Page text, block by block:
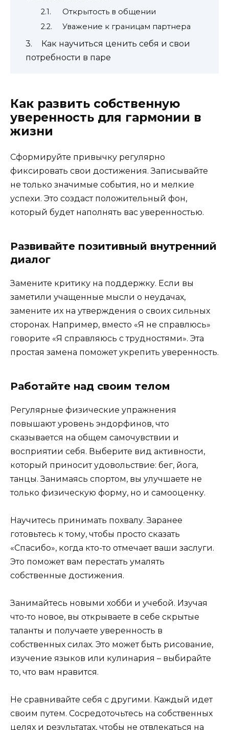
Открытость в общении
Уважение к границам партнера
Как научиться ценить себя и свои
потребности в паре
Как развить собственную
уверенность для гармонии в
жизни
Сформируйте привычку регулярно
фиксировать свои достижения. Записывайте
не только значимые события, но и мелкие
успехи. Это создаст положительный фон,
который будет наполнять вас уверенностью.
Развивайте позитивный внутренний
диалог
Замените критику на поддержку. Если вы
заметили учащенные мысли о неудачах,
замените их на утверждения о своих сильных
сторонах. Например, вместо «Я не справлюсь»
говорите «Я справляюсь с трудностями». Эта
простая замена поможет укрепить уверенность.
Работайте над своим телом
Регулярные физические упражнения
повышают уровень эндорфинов, что
сказывается на общем самочувствии и
восприятии себя. Выберите вид активности,
который приносит удовольствие: бег, йога,
танцы. Занимаясь спортом, вы улучшаете не
только физическую форму, но и самооценку.
Научитесь принимать похвалу. Заранее
готовьтесь к тому, чтобы просто сказать
«Спасибо», когда кто-то отмечает ваши заслуги.
Это поможет вам перестать умалять
собственные достижения.
Занимайтесь новыми хобби и учебой. Изучая
что-то новое, вы открываете в себе скрытые
таланты и получаете уверенность в
собственных силах. Это может быть рисование,
изучение языков или кулинария – выбирайте
то, что вам нравится.
Не сравнивайте себя с другими. Каждый идет
своим путем. Сосредоточьтесь на собственных
целях и результатах, чтобы не отвлекаться на